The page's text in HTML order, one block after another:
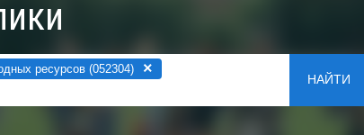
ресурсов (052304) ×
НАЙТИ